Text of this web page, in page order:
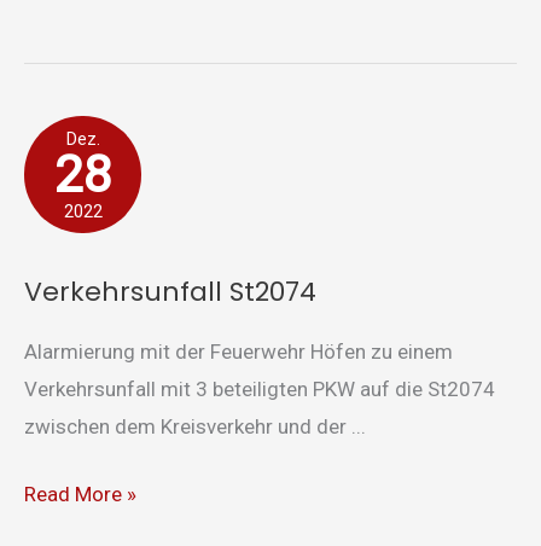
Dez.
28
2022
Verkehrsunfall St2074
Alarmierung mit der Feuerwehr Höfen zu einem
Verkehrsunfall mit 3 beteiligten PKW auf die St2074
zwischen dem Kreisverkehr und der ...
Verkehrsunfall
St2074
Read More »